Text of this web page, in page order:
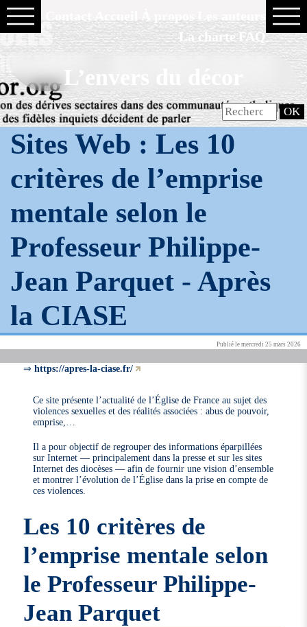
La charte FAQ
L’envers du décor
Sites Web : Les 10
critères de l’emprise
mentale selon le
Professeur Philippe-
Jean Parquet -Après
la CIASE
Publié le mercredi 25 mars 2026
⇒https://apres-la-ciase.fr/
Ce site présente l’actualité de l’Église de France au sujet des
violences sexuelles et des réalités associées : abus de pouvoir,
emprise,…
Il a pour objectif de regrouper des informations éparpillées
sur Internet — principalement dans la presse et sur les sites
Internet des diocèses — afin de fournir une vision d’ensemble
et montrer l’évolution de l’Église dans la prise en compte de
ces violences.
Les 10 critères de
l’emprise mentale selon
le Professeur Philippe-
Jean Parquet